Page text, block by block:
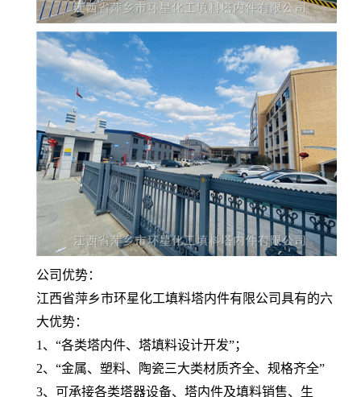
公司优势：
江西省萍乡市环星化工填料塔内件有限公司具有的六
大优势：
1、“各类塔内件、塔填料设计开发”；
2、“金属、塑料、陶瓷三大类材质齐全、规格齐全”
3、可承接各类塔器设备、塔内件及填料销售、生